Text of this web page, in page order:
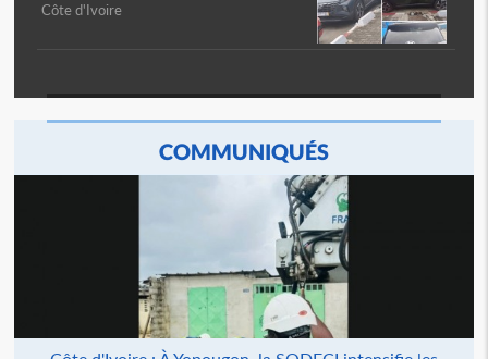
Côte d'Ivoire
COMMUNIQUÉS